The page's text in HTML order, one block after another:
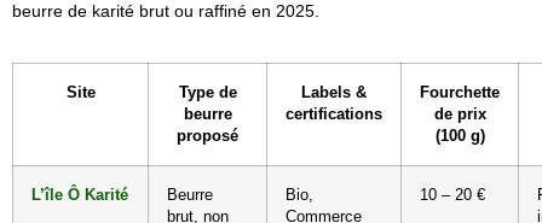
beurre de karité brut ou raffiné en 2025.
Site
Type de
beurre
proposé
Labels &
certifications
Fourchette
de prix
(100 g)
L’île Ô Karité
Beurre
brut, non
Bio,
Commerce
10 – 20 €